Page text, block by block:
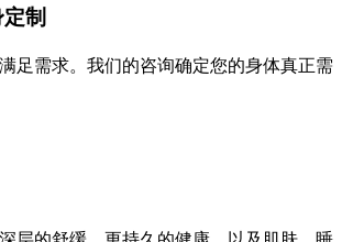
制
足需求。我们的咨询确定您的身体真正需